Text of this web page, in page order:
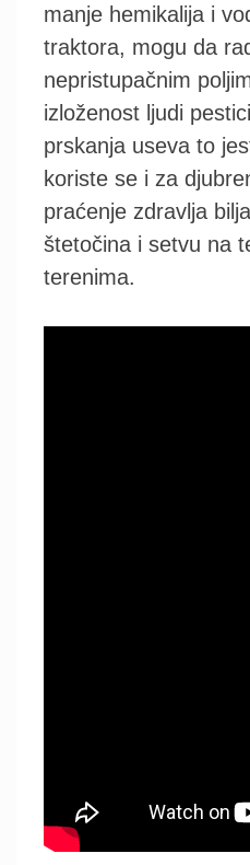
manje hemikalija i
traktora, mogu da
nepristupačnim
izloženost ljudi
prskanja useva to
koriste se i za
praćenje zdravlja
štetočina i setvu na
terenima.